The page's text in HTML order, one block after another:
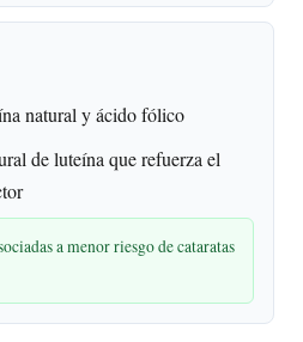
natural y ácido fólico
de luteína que refuerza el
a menor riesgo de cataratas